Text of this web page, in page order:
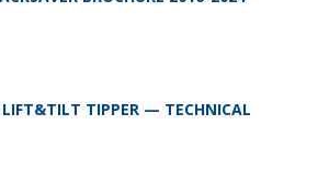
LIFT&TILT TIPPER — TECHNICAL